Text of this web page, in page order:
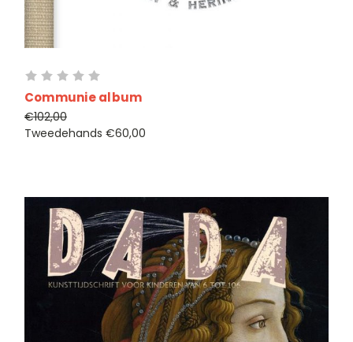
Communie album
€102,00
Tweedehands €60,00